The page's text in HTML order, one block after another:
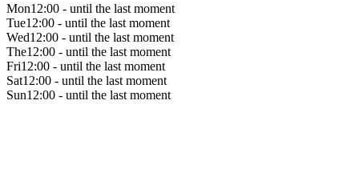
Mon12:00 - until the last moment
Tue12:00 - until the last moment
Wed12:00 - until the last moment
The12:00 - until the last moment
Fri12:00 - until the last moment
Sat12:00 - until the last moment
Sun12:00 - until the last moment